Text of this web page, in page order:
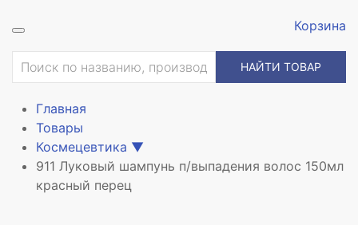
Корзина
НАЙТИ ТОВАР
Главная
Товары
Космецевтика ▼
911 Луковый шампунь п/выпадения волос 150мл
красный перец